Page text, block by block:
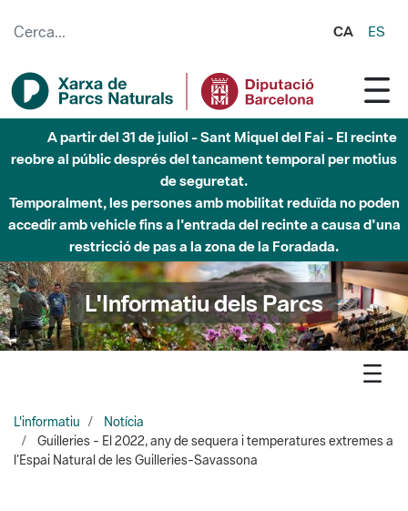
CA ES
Fins al desembre de 2026 - Parc Fluvial Besòs -
Afectacions a la llera del Parc Fluvial del Besòs degut a
obres de construcció d'una passera sobre el riu
L'Informatiu dels Parcs
L'informatiu
Notícia
Guilleries - El 2022, any de sequera i temperatures extremes a
Guilleries-SavassonaLa sequera va provocar